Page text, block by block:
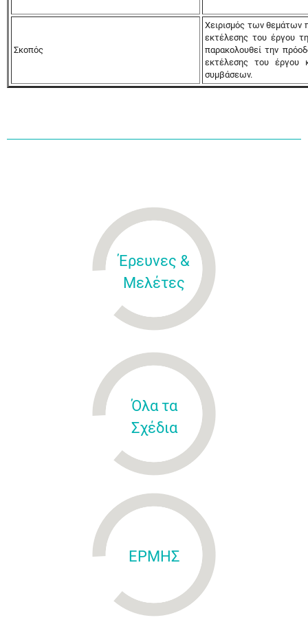
Σκοπός
Χειρισμός των θεμάτων
εκτέλεσης του έργου
παρακολουθεί την
εκτέλεσης του έργου
συμβάσεων.
Έρευνες &
Μελέτες
Όλα τα
Σχέδια
ΕΡΜΗΣ